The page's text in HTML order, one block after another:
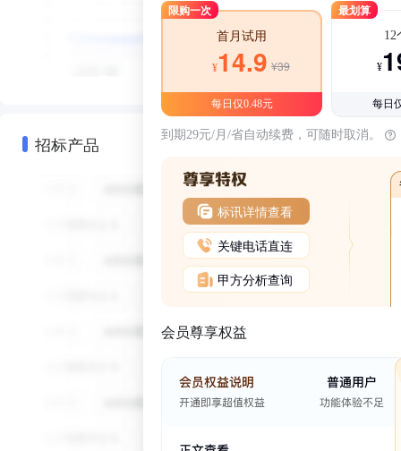
招标产品
限购一次
首月试用
¥14.9 ¥39
每日仅0.48元
最划算
12
¥
每日
到期29元/月/省自动续费，可随时取消。
标讯详情查看
关键电话直连
甲方分析查询
会员尊享权益